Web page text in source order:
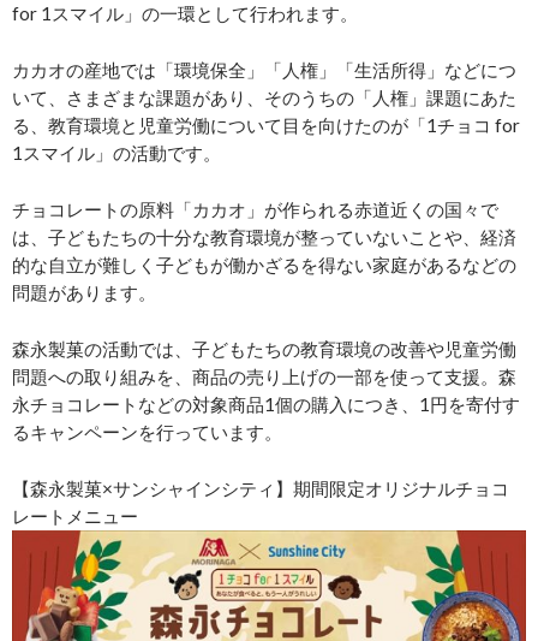
for 1スマイル」の一環として行われます。
カカオの産地では「環境保全」「人権」「生活所得」などにつ
いて、さまざまな課題があり、そのうちの「人権」課題にあた
る、教育環境と児童労働について目を向けたのが「1チョコ for
1スマイル」の活動です。
チョコレートの原料「カカオ」が作られる⾚道近くの国々で
は、子どもたちの十分な教育環境が整っていないことや、経済
的な自立が難しく子どもが働かざるを得ない家庭があるなどの
問題があります。
森永製菓の活動では、子どもたちの教育環境の改善や児童労働
問題への取り組みを、商品の売り上げの一部を使って支援。森
永チョコレートなどの対象商品1個の購入につき、1円を寄付す
るキャンペーンを行っています。
【森永製菓×サンシャインシティ】期間限定オリジナルチョコ
レートメニュー